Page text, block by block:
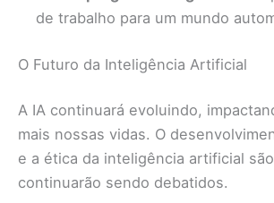
de trabalho para um mundo
O Futuro da Inteligência Artificial
A IA continuará evoluindo,
mais nossas vidas. O
e a ética da inteligência artificial
continuarão sendo debatidos.